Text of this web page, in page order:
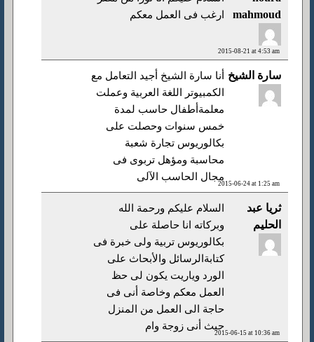
mahmoud
2015-08-21 at 4:53 am
ارغب فى العمل معكم
سارة الشيخ
2015-06-24 at 1:25 am
أنا سارة الشيخ أجيد التعامل مع
الكمبيوتر اللغة العربية وعملت
معلمةأطفال حاسب لمدة
خمس سنوات وحصلت على
بكالوريوس تجارة شعبة
محاسبة ومؤهل تربوى فى
مجال الحاسب الآلى
ثريا عبد
الحليم
2015-06-15 at 10:36 am
السلام عليكم ورحمة الله
وبركاته انا حاصلة على
بكالوريوس تربية ولى خبرة فى
كتابةالرسائل والأبحاث على
الورد وياريت يكون لى حظ
العمل معكم وخاصة أنى فى
حاجة الى العمل من المنزل
حيث أنى زوجة وام